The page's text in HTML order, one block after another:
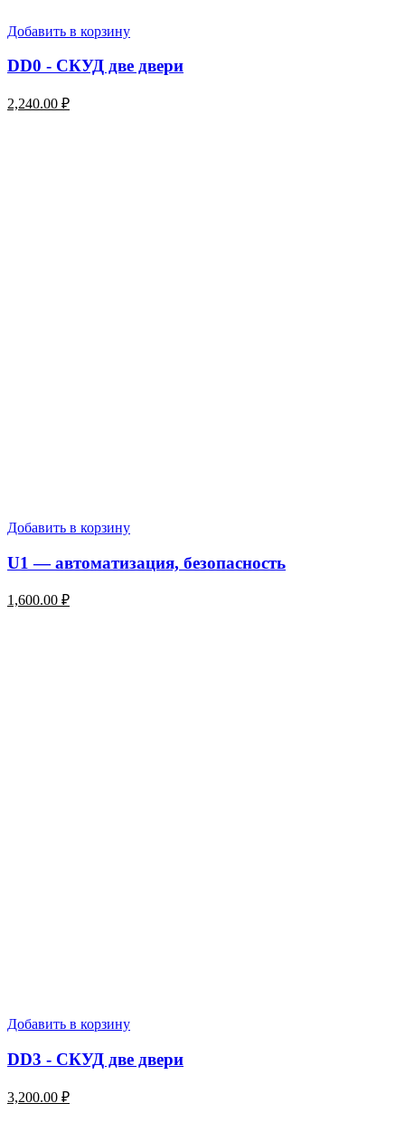
Добавить в корзину
DD0 - СКУД две двери
2,240.00 ₽
Добавить в корзину
U1 — автоматизация, безопасность
1,600.00 ₽
Добавить в корзину
DD3 - СКУД две двери
3,200.00 ₽